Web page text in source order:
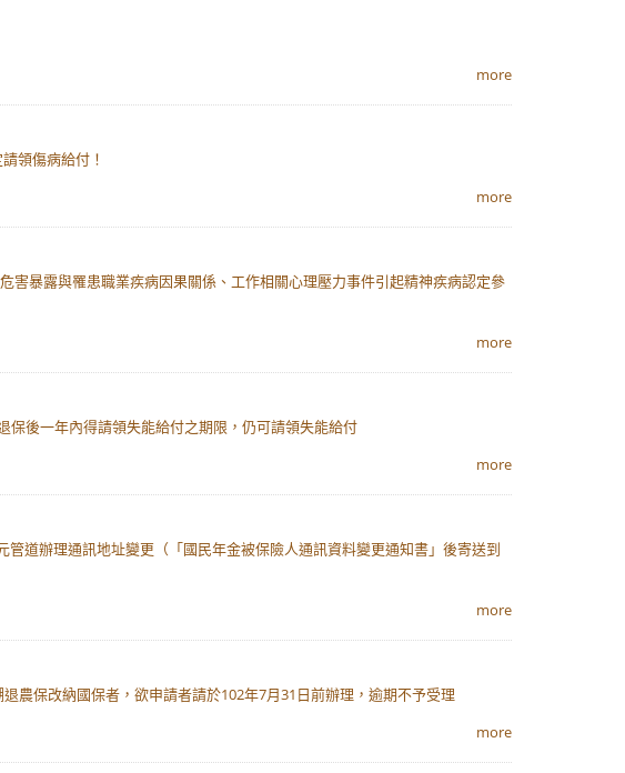
more
領傷病給付！
more
暴露與罹患職業疾病因果關係、工作相關心理壓力事件引起精神疾病認定參
more
保後一年內得請領失能給付之期限，仍可請領失能給付
more
道辦理通訊地址變更（「國民年金被保險人通訊資料變更通知書」後寄送到
more
農保改納國保者，欲申請者請於102年7月31日前辦理，逾期不予受理
more